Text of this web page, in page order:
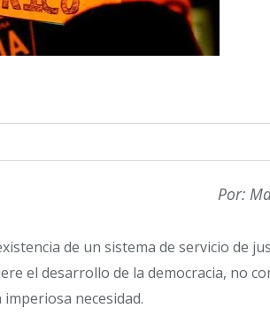
Por:
de un sistema de servicio de
el desarrollo de la democracia, no
necesidad.